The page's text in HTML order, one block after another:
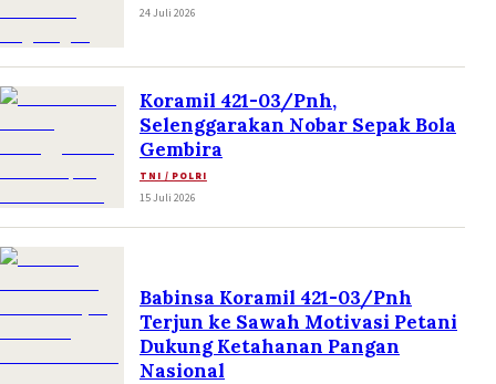
24 Juli 2026
Koramil 421-03/Pnh,
Selenggarakan Nobar Sepak Bola
Gembira
TNI / POLRI
15 Juli 2026
Babinsa Koramil 421-03/Pnh
Terjun ke Sawah Motivasi Petani
Dukung Ketahanan Pangan
Nasional